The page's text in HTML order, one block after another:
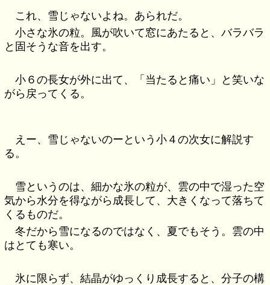
これ、雪じゃないよね。あられだ。
小さな氷の粒。風が吹いて窓にあたると、バラバラ
と固そうな音を出す。
小６の長女が外に出て、「当たると痛い」と笑いな
がら戻ってくる。
えー、雪じゃないのーという小４の次女に解説す
る。
雪というのは、細かな氷の粒が、雲の中で湿った空
気から水分を得ながら成長して、大きくなって落ちて
くるものだ。
冬だから雪になるのではなく、夏でもそう。雲の中
はとても寒い。
氷に限らず、結晶がゆっくり成長すると、分子の構